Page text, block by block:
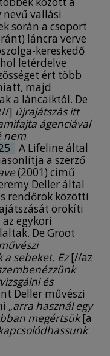
nevű vallási
során a csoport
láncra verve
kereskedő
letérdelve
ért több
majd
a láncaiktól. De
] újrajátszás itt
ágenciával
nem
A Lifeline által
a szerző
(2001) című
Deller által
rendőrök közötti
örökíti
egykori
De Groot
a sebeket. Ez[//az
és
Deller művészi
„arra használ egy
megértsük[a